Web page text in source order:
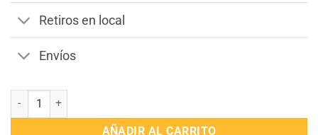
Retiros en local
Envíos
Colcha Infantil Stitch 1 Plaza 100% Microfibra cantidad
AÑADIR AL CARRITO